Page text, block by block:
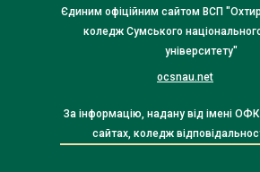
Єдиним офіційним сайтом ВСП
коледж Сумського
університету"
ocsnau.net
За інформацію, надану від імені
сайтах, коледж